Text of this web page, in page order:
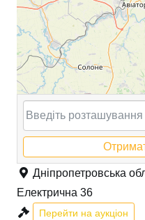
Дніпропетровська
Електрична 36
Перейти на аукціон